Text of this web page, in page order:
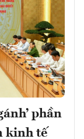
phần
kinh tế